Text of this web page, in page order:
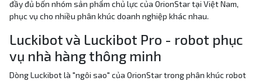
đầy đủ bốn nhóm sản phẩm chủ lực của OrionStar tại Việt Nam,
phục vụ cho nhiều phân khúc doanh nghiệp khác nhau.
Luckibot và Luckibot Pro - robot phục
vụ nhà hàng thông minh
Dòng Luckibot là "ngôi sao" của OrionStar trong phân khúc robot